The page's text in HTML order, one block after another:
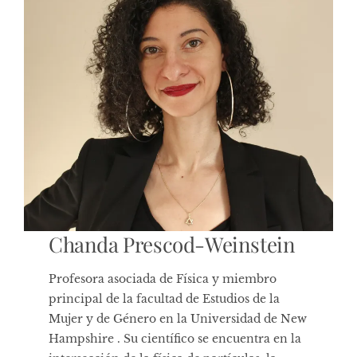
Chanda Prescod-Weinstein
Profesora asociada deFísica y miembro
principal de la facultad de Estudios de la
Mujer y de Género en laUniversidad de New
Hampshire . Su científico se encuentra en la